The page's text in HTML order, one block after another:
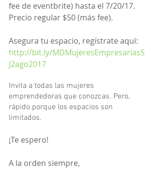
fee de eventbrite) hasta el 7/20/17.
Precio regular $50 (más fee).
Asegura tu espacio, regístrate aquí:
http://bit.ly/MDMujeresEmpresariasS
J2ago2017
Invita a todas las mujeres
emprendedoras que conozcas. Pero,
rápido porque los espacios son
limitados.
¡Te espero!
A la orden siempre,